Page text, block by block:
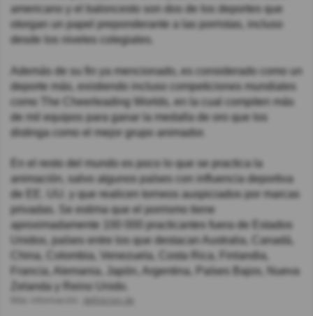
americano y el baloncesto son dos de los deportes que
otorgan un papel preponderante a las porristas, incluso
desde los niveles colegiales.
Además de su fin ya mencionado, es considerado como un
deporte más, existiendo incluso competiciones mundiales
como The Cheerleading Worlds, en la cual compiten más
de mil equipos para ganar la medalla de oro que los
distinga como el mejor grupo animador.
En el resto del mundo es poco lo que se practica la
animación, salvo algunos países con influencia deportiva
de EE. UU. y que realicen torneos auspiciados por marcas
privadas. Se estima que el porrismo tiene
aproximadamente 100 000 practicantes fuera de Estados
Unidos, países entre los que destacan Australia, Canadá,
China, Colombia, Venezuela, Costa Rica, Finlandia,
Francia, Alemania, Japón, Argentina,​ Países Bajos, Nueva
Zelanda y Reino Unido.